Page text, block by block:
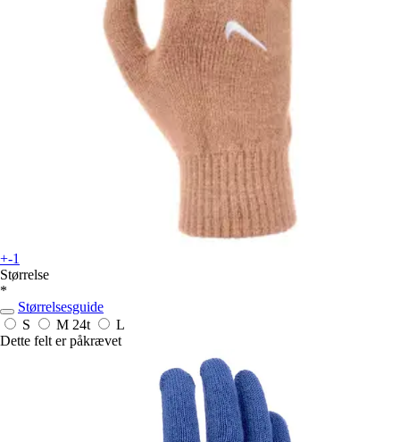
+-1
Størrelse
*
Størrelsesguide
S
M 24t
L
Dette felt er påkrævet